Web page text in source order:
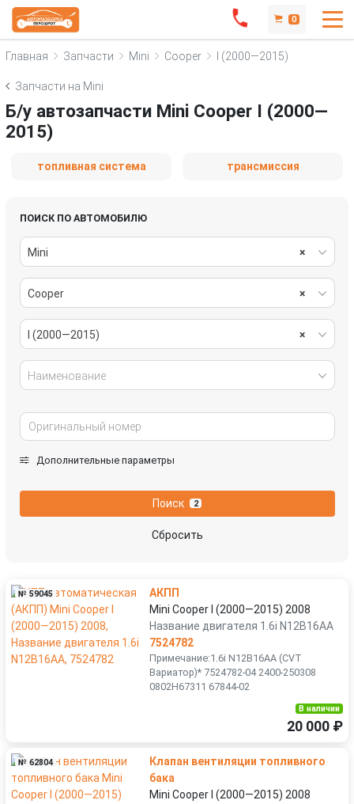
0
Главная Запчасти Mini Cooper I (2000—2015)
Запчасти на Mini
Б/у автозапчасти Mini Cooper I (2000—
2015)
топливная система трансмиссия
ПОИСК ПО АВТОМОБИЛЮ
×
Mini
×
Cooper
×
I (2000—2015)
Наименование
Дополнительные параметры
Поиск 2
Сбросить
№ 59045
АКПП
Mini Cooper I (2000—2015) 2008
Название двигателя 1.6i N12B16AA
7524782
Примечание:1.6i N12B16AA (CVT
Вариатор)* 7524782-04 2400-250308
0802H67311 67844-02
В наличии
20 000 ₽
№ 62804
Клапан вентиляции топливного
бака
Mini Cooper I (2000—2015) 2008